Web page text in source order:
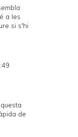
a les
si s'hi
de